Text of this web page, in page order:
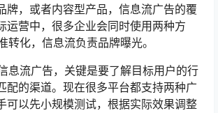
牌，或者内容型产品，信息流广告的覆
运营中，很多企业会同时使用两种方
转化，信息流负责品牌曝光。
息流广告，关键是要了解目标用户的行
配的渠道。现在很多平台都支持两种广
可以先小规模测试，根据实际效果调整